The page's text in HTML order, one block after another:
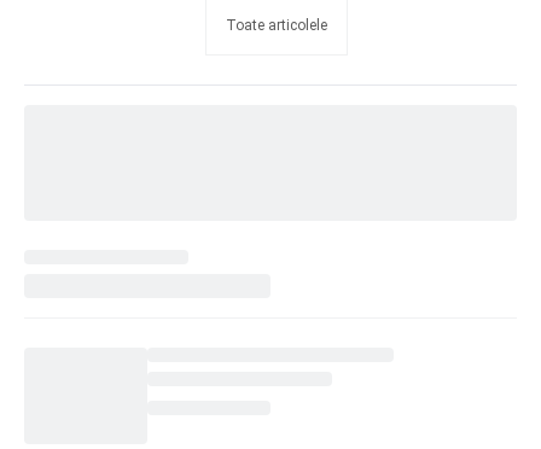
Toate articolele